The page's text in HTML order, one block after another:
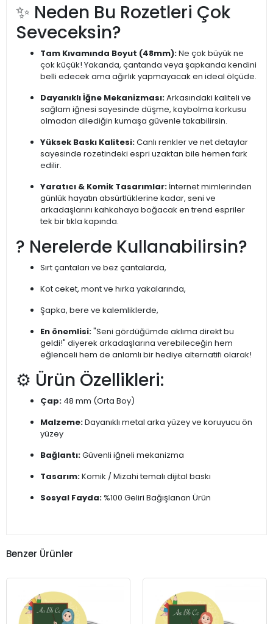
✨ Neden Bu Rozetleri Çok
Seveceksin?
Tam Kıvamında Boyut (48mm):Ne çok büyük ne
çok küçük! Yakanda, çantanda veya şapkanda kendini
belli edecek ama ağırlık yapmayacak en ideal ölçüde.
Dayanıklı İğne Mekanizması:Arkasındaki kaliteli ve
sağlam iğnesi sayesinde düşme, kaybolma korkusu
olmadan dilediğin kumaşa güvenle takabilirsin.
Yüksek Baskı Kalitesi:Canlı renkler ve net detaylar
sayesinde rozetindeki espri uzaktan bile hemen fark
edilir.
Yaratıcı & Komik Tasarımlar: İnternet mimlerinden
günlük hayatın absürtlüklerine kadar, seni ve
arkadaşlarını kahkahaya boğacak en trend espriler
tek bir tıkla kapında.
? Nerelerde Kullanabilirsin?
Sırt çantaları ve bez çantalarda,
Kot ceket, mont ve hırka yakalarında,
Şapka, bere ve kalemliklerde,
En önemlisi:"Seni gördüğümde aklıma direkt bu
geldi!" diyerek arkadaşlarına verebileceğin hem
eğlenceli hem de anlamlı bir hediye alternatifi olarak!
⚙️ Ürün Özellikleri:
Çap: 48 mm (Orta Boy)
Malzeme:Dayanıklı metal arka yüzey ve koruyucu ön
yüzey
Bağlantı:Güvenli iğneli mekanizma
Tasarım:Komik / Mizahi temalı dijital baskı
Sosyal Fayda: %100 Geliri Bağışlanan Ürün
Benzer Ürünler